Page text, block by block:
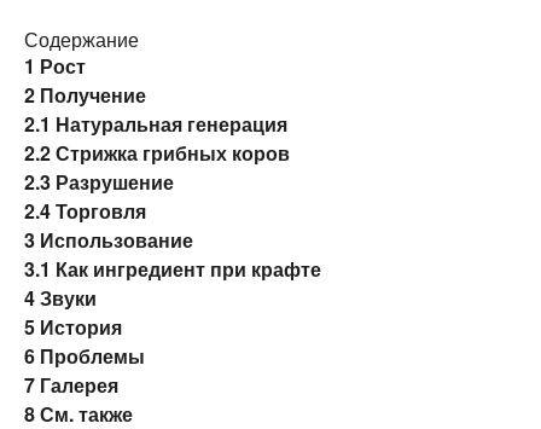
Содержание
1 Рост
2 Получение
2.1 Натуральная генерация
2.2Стрижка грибных коров
2.3 Разрушение
2.4Торговля
3 Использование
3.1 Как ингредиент при крафте
4Звуки
5 История
6 Проблемы
7 Галерея
8См. также